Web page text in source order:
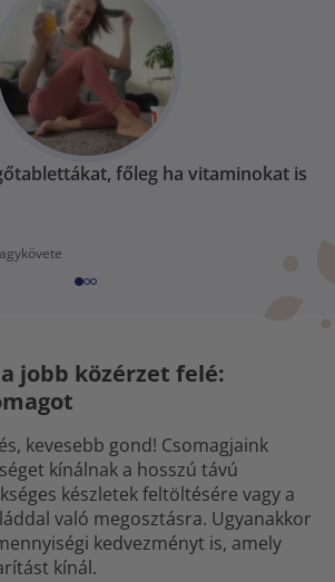
főleg ha vitaminokat is
jobb közérzet felé:
kevesebb gond! Csomagjaink
kínálnak a hosszú távú
készletek feltöltésére vagy a
való megosztásra. Ugyanakkor
kedvezményt is, amely
kínál.